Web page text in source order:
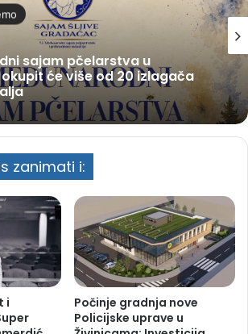
sajam pčelarstva u
će više od 20 izlagača
zanimati i:
i
Počinje gradnja nove
Policijske uprave u